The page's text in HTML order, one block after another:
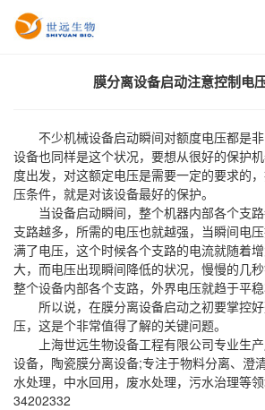
膜分离设备启动注意控制电
不少机械设备启动瞬间对额度电压都是非
设备也同样是这个状况，要想从很好的保护
度出发，对这额定电压是需要一定的要求的
压条件，就是对该设备最好的保护。
当设备启动瞬间，整个机器内部各个支路
支路越多，所需的电压也就越强，当瞬间电
满了电压，这个时候各个支路的电流就随着
大，而电压出现瞬间降低的状况，慢慢的几
整个设备内部各个支路，外界电压就趋于平稳
所以说，在膜分离设备启动之初要掌控好
压，这是个非常值得了解的关键问题。
上海世远生物设备工程有限公司专业生产
设备，陶瓷膜分离设备;专注于物料分离、澄
水处理，中水回用，废水处理，污水治理等
34202332